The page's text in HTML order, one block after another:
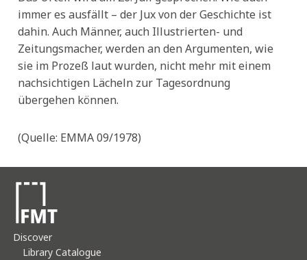
immer es ausfällt – der Jux von der Geschichte ist
dahin. Auch Männer, auch Illustrierten- und
Zeitungsmacher, werden an den Argumenten, wie
sie im Prozeß laut wurden, nicht mehr mit einem
nachsichtigen Lächeln zur Tagesordnung
übergehen können.
(Quelle: EMMA 09/1978)
Discover
Library Catalogue